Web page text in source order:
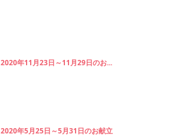
2020年11月23日～11月29日のお...
2020年5月25日～5月31日のお献立